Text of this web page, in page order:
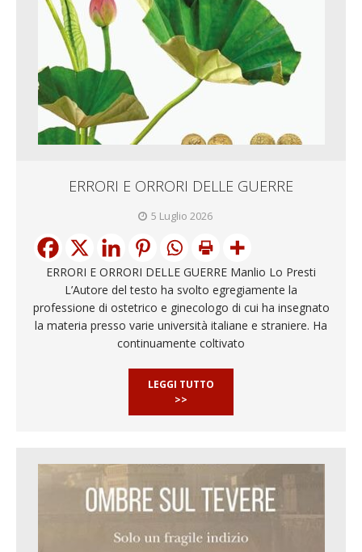
ERRORI E ORRORI DELLE GUERRE
5 Luglio 2026
ERRORI E ORRORI DELLE GUERRE Manlio Lo Presti
L’Autore del testo ha svolto egregiamente la
professione di ostetrico e ginecologo di cui ha insegnato
la materia presso varie università italiane e straniere. Ha
continuamente coltivato
LEGGI TUTTO
>>